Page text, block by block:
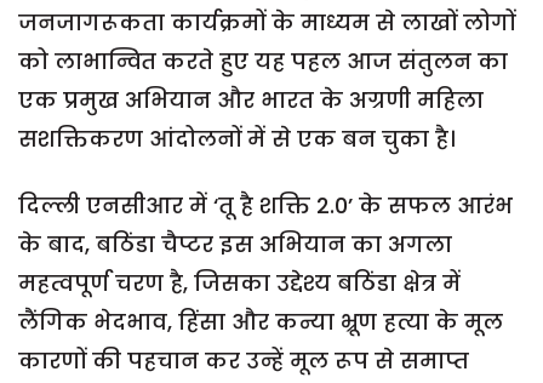
जनजागरूकता कार्यक्रमों के माध्यम से लाखों लोगों
को लाभान्वित करते हुए यह पहल आज संतुलन का
एक प्रमुख अभियान और भारत के अग्रणी महिला
सशक्तिकरण आंदोलनों में से एक बन चुका है।
दिल्ली एनसीआर में ‘तू है शक्ति 2.0’ के सफल आरंभ
के बाद, बठिंडा चैप्टर इस अभियान का अगला
महत्वपूर्ण चरण है, जिसका उद्देश्य बठिंडा क्षेत्र में
लैंगिक भेदभाव, हिंसा और कन्या भ्रूण हत्या के मूल
कारणों की पहचान कर उन्हें मूल रूप से समाप्त